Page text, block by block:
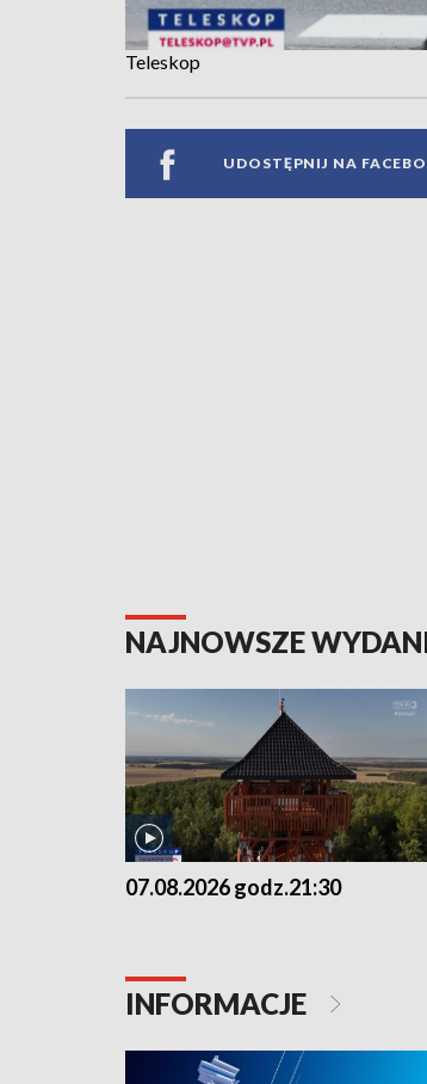
Teleskop
UDOSTĘPNIJ NA
NAJNOWSZE
07.08.2026 godz.21:30
INFORMACJE